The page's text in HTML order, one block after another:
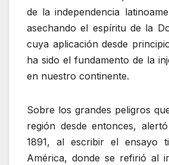
de la independencia
asechando el espíritu de la
cuya aplicación desde
ha sido el fundamento de la
en nuestro continente.
Sobre los grandes peligros
región desde entonces,
1891, al escribir el ensayo
América, donde se refirió al